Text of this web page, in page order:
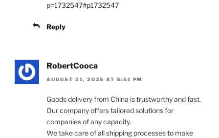
p=1732547#p1732547
Reply
RobertCooca
AUGUST 21, 2025 AT 5:51 PM
Goods delivery from China is trustworthy and fast.
Our company offers tailored solutions for
companies of any capacity.
We take care of all shipping processes to make